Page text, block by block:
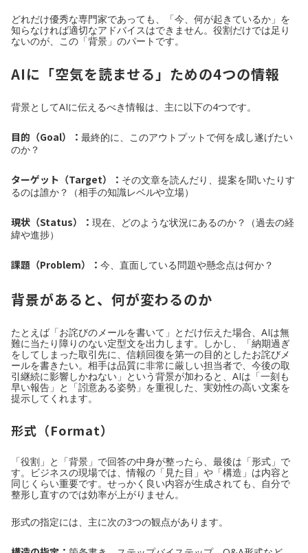
どれだけ優秀な専門家であっても、「今、何が起きているか」を
知らなければ適切なアドバイスはできません。役割だけでは足り
ないのが、この「背景」のパートです。
AIに「空気を読ませる」ための4つの情報
背景としてAIに伝えるべき情報は、主に以下の4つです。
目的（Goal）： 最終的に、このアウトプットで何を成し遂げたい
のか？
ターゲット（Target）： その文章を読んだり、提案を聞いたりす
るのは誰か？（相手の知識レベルや立場）
現状（Status）： 現在、どのような状況にあるのか？（過去の経
緯や進捗）
課題（Problem）： 今、直面している問題や懸念点は何か？
背景があると、何が変わるのか
たとえば「お詫びのメールを書いて」とだけ伝えた場合、AIは無
難に当たり障りのない定型文を出力します。しかし、「納期過ぎ
をしてしまった取引先に、信頼回復を第一の目的としたお詫びメ
ールを書きたい。相手は品質に非常に厳しい担当者で、今後の取
引継続に影響しかねない」という背景が加わると、AIは「一刻も
早い報告」と「訠意ある姿勢」を重視した、実効性の高い文案を
提示してくれます。
形式（Format）
「役割」と「背景」で回答の中身が整ったら、最後は「形式」で
す。ビジネスの現場では、情報の「見た目」や「構造」は内容と
同じくらい重要です。せっかく良い内容が生成されても、自分で
整形し直すのでは効率が上がりません。
形式の指定には、主に次の3つの観点があります。